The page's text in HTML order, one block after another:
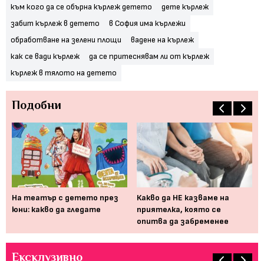
към кого да се обърна кърлеж детето
дете кърлеж
забит кърлеж в детето
в София има кърлежи
обработване на зелени площи
вадене на кърлеж
как се вади кърлеж
да се притеснявам ли от кърлеж
кърлеж в тялото на детето
Подобни
На театър с детето през
юни: какво да гледате
Какво да НЕ казваме на
приятелка, която се
опитва да забременее
Ексклузивно